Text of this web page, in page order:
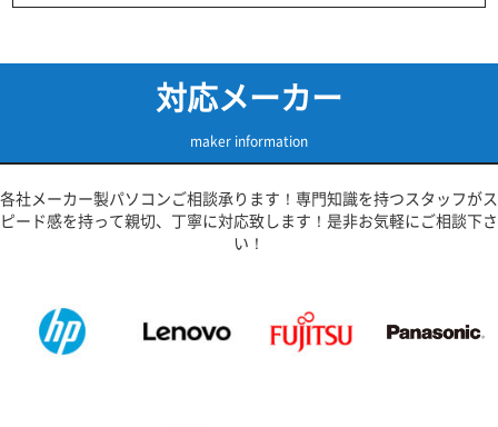
対応メーカー
maker information
各社メーカー製パソコンご相談承ります！専門知識を持つスタッフがス
ピード感を持って親切、丁寧に対応致します！是非お気軽にご相談下さ
い！